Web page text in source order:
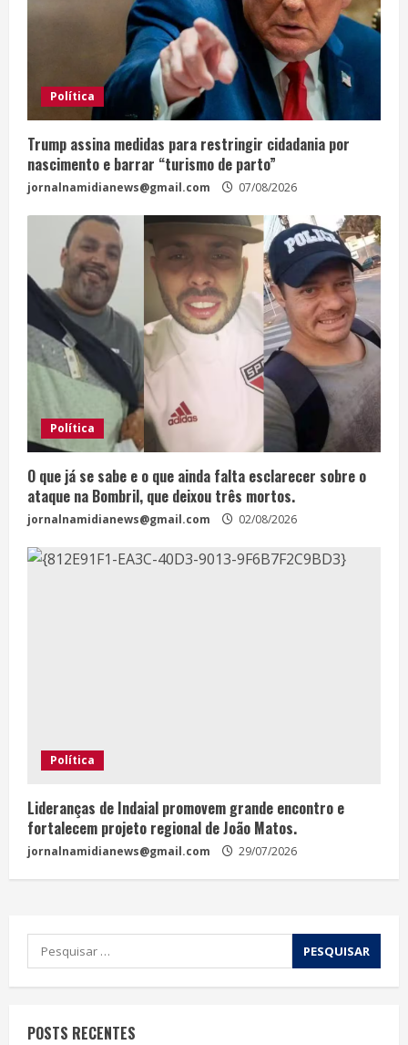
Política
Trump assina medidas para restringir cidadania por
nascimento e barrar “turismo de parto”
jornalnamidianews@gmail.com 07/08/2026
Política
O que já se sabe e o que ainda falta esclarecer sobre o
ataque na Bombril, que deixou três mortos.
jornalnamidianews@gmail.com 02/08/2026
Política
Lideranças de Indaial promovem grande encontro e
fortalecem projeto regional de João Matos.
jornalnamidianews@gmail.com 29/07/2026
POSTS RECENTES